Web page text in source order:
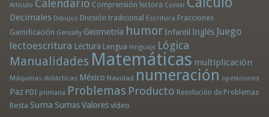
Artículo Calendario Comprensión lectora Contar
Decimales Dibujos División tradicional Escritura Fracciones
Gamificación Genially Geometría humor Infantil Inglés Juego
lectoescritura Lectura Lengua lenguaje Lógica
Manualidades Matemáticas multiplicación
Máquinas didácticas México Navidad numeración operaciones
Paz PDI primaria Problemas Producto Resolución de Problemas
Resta Suma Sumas Valores vídeo